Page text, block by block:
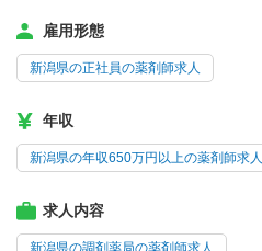
雇用形態
新潟県の正社員の薬剤師求人
年収
新潟県の年収650万円以上の薬剤師求人
求人内容